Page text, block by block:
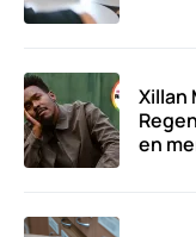
Xillan
en